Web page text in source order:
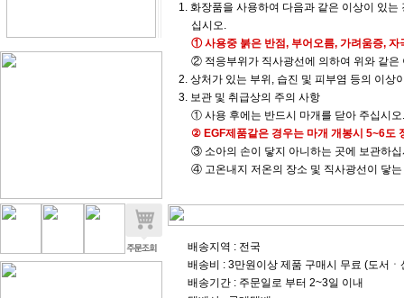
1. 화장품을 사용하여 다음과 같은 이상이 있
십시오.
① 사용중 붉은 반점, 부어오름, 가려움증, 자
② 적응부위가 직사광선에 의하여 위와 같은
2. 상처가 있는 부위, 습진 및 피부염 등의 이상
3. 보관 및 취급상의 주의 사항
① 사용 후에는 반드시 마개를 닫아 주십시오.
② EGF제품같은 경우는 마개 개봉시 5~6도
③ 소아의 손이 닿지 아니하는 곳에 보관하십
④ 고온내지 저온의 장소 및 직사광선이 닿
배송지역 : 전국
배송비 : 3만원이상 제품 구매시 무료 (도서
배송기간 : 주문일로 부터 2~3일 이내